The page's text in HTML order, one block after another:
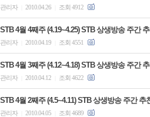
관리자 2010.04.26 조회 4912
STB 4월 4째주 (4.19~4.25) STB 상생방송 주간
관리자 2010.04.19 조회 4551
STB 4월 3째주 (4.12~4.18) STB 상생방송 주간
관리자 2010.04.12 조회 4622
STB 4월 2째주 (4.5~4.11) STB 상생방송 주간 추
관리자 2010.04.05 조회 4689